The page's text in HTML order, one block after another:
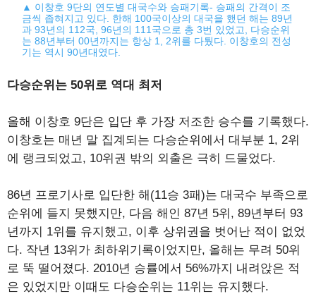
▲ 이창호 9단의 연도별 대국수와 승패기록- 승패의 간격이 조
금씩 좁혀지고 있다. 한해 100국이상의 대국을 했던 해는 89년
과 93년의 112국, 96년의 111국으로 총 3번 있었고, 다승순위
는 88년부터 00년까지는 항상 1, 2위를 다퉜다. 이창호의 전성
기는 역시 90년대였다.
다승순위는 50위로 역대 최저
올해 이창호 9단은 입단 후 가장 저조한 승수를 기록했다.
이창호는 매년 말 집계되는 다승순위에서 대부분 1, 2위
에 랭크되었고, 10위권 밖의 외출은 극히 드물었다.
86년 프로기사로 입단한 해(11승 3패)는 대국수 부족으로
순위에 들지 못했지만, 다음 해인 87년 5위, 89년부터 93
년까지 1위를 유지했고, 이후 상위권을 벗어난 적이 없었
다. 작년 13위가 최하위기록이었지만, 올해는 무려 50위
로 뚝 떨어졌다. 2010년 승률에서 56%까지 내려앉은 적
은 있었지만 이때도 다승순위는 11위는 유지했다.